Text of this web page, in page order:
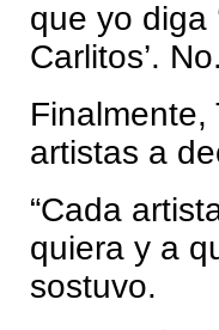
que yo diga
Carlitos’.
artistas a
“Cada
quiera y a
sostuvo.